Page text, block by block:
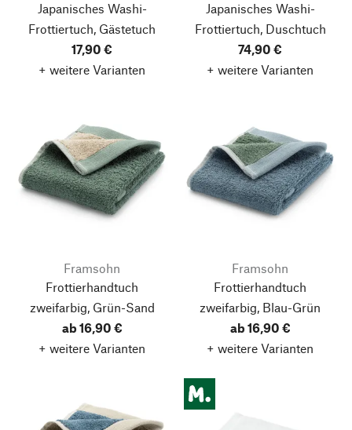
Japanisches Washi-
Frottiertuch, Gästetuch
17,90 €
+ weitere Varianten
Japanisches Washi-
Frottiertuch, Duschtuch
74,90 €
+ weitere Varianten
Framsohn
Frottierhandtuch
zweifarbig, Grün-Sand
ab 16,90 €
+ weitere Varianten
Framsohn
Frottierhandtuch
zweifarbig, Blau-Grün
ab 16,90 €
+ weitere Varianten